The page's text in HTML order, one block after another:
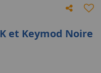
et Keymod Noire